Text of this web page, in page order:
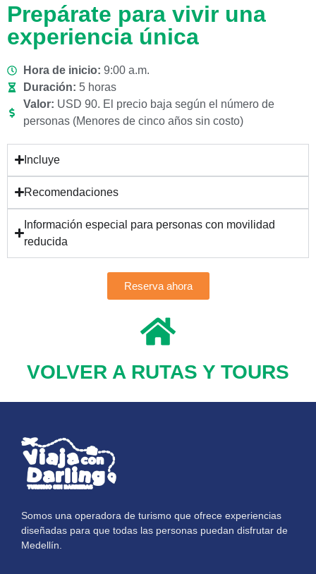
Prepárate para vivir una
experiencia única
Hora de inicio: 9:00 a.m.
Duración: 5 horas
Valor: USD 90. El precio baja según el número de
personas (Menores de cinco años sin costo)
Incluye
Recomendaciones
Información especial para personas con movilidad
reducida
Reserva ahora​
VOLVER A RUTAS Y TOURS
Somos una operadora de turismo que ofrece experiencias
diseñadas para que todas las personas puedan disfrutar de
Medellín.